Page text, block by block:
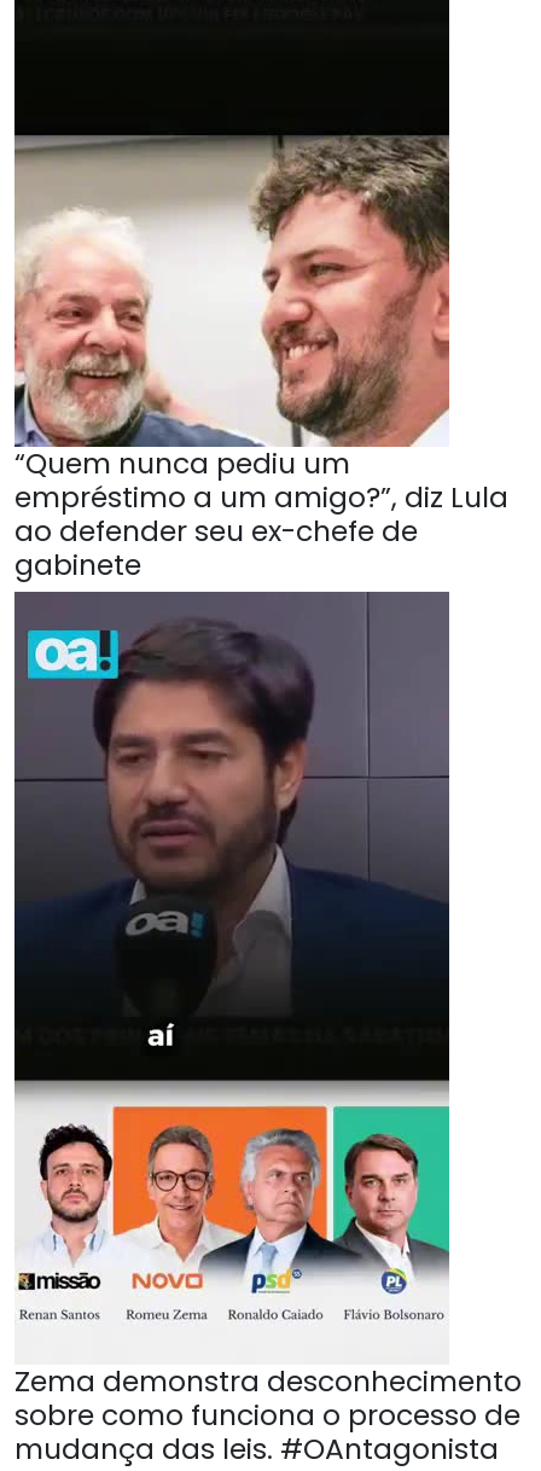
“Quem nunca pediu um
empréstimo a um amigo?”, diz Lula
ao defender seu ex-chefe de
gabinete
Zema demonstra desconhecimento
sobre como funciona o processo de
mudança das leis. #OAntagonista